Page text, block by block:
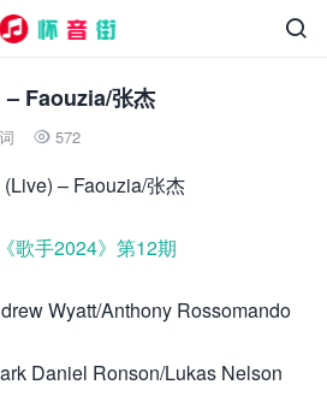

Faouzia/张杰
 572
– Faouzia/张杰
《歌手2024》第12期
Wyatt/Anthony Rossomando
Daniel Ronson/Lukas Nelson